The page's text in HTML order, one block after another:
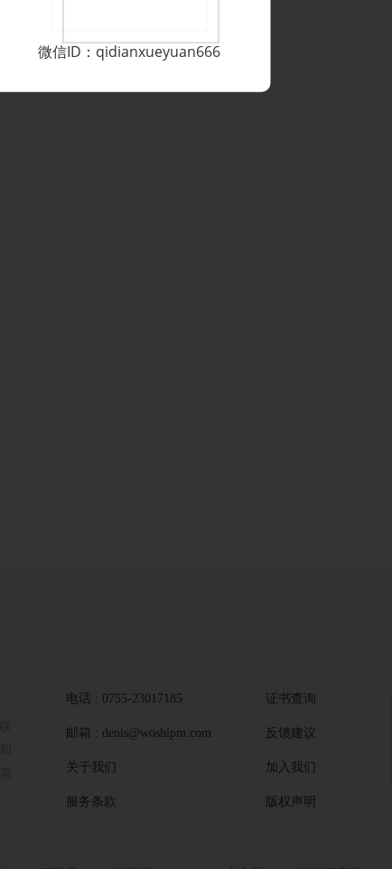
微信ID：qidianxueyuan666
电话 : 0755-23017185
邮箱 : denis@woshipm.com
关于我们
服务条款
证书查询
反馈建议
加入我们
版权声明